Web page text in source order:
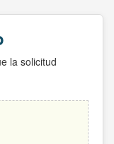
la solicitud